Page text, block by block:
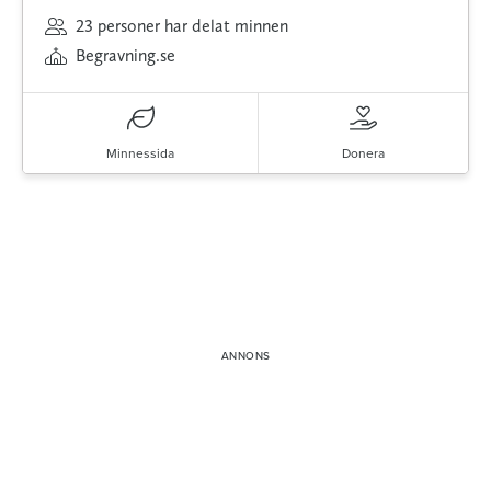
23 personer har delat minnen
Begravning.se
Minnessida Donera